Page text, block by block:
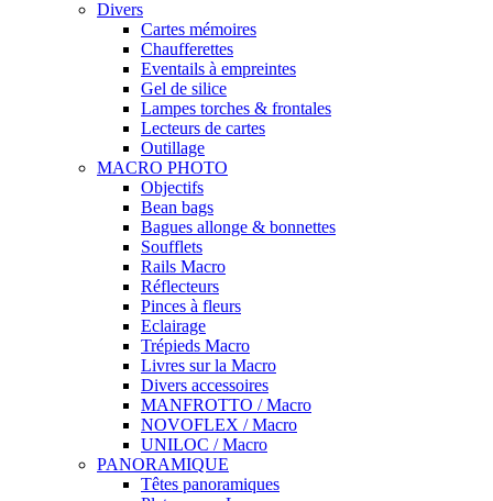
Divers
Cartes mémoires
Chaufferettes
Eventails à empreintes
Gel de silice
Lampes torches & frontales
Lecteurs de cartes
Outillage
MACRO PHOTO
Objectifs
Bean bags
Bagues allonge & bonnettes
Soufflets
Rails Macro
Réflecteurs
Pinces à fleurs
Eclairage
Trépieds Macro
Livres sur la Macro
Divers accessoires
MANFROTTO / Macro
NOVOFLEX / Macro
UNILOC / Macro
PANORAMIQUE
Têtes panoramiques